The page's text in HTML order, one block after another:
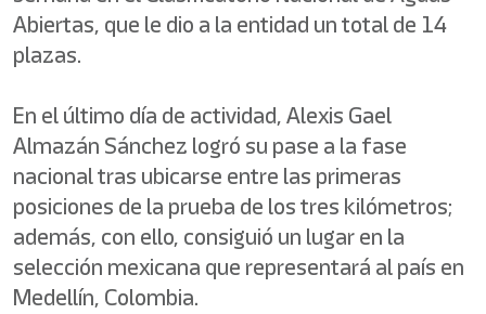
Abiertas, que le dio a la entidad un total de 14
plazas.
En el último día de actividad, Alexis Gael
Almazán Sánchez logró su pase a la fase
nacional tras ubicarse entre las primeras
posiciones de la prueba de los tres kilómetros;
además, con ello, consiguió un lugar en la
selección mexicana que representará al país en
Medellín, Colombia.